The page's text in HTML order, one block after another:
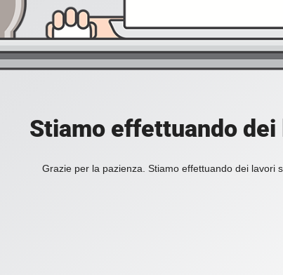
Stiamo effettuando
Grazie per la pazienza. Stiamo effettuando dei lavori